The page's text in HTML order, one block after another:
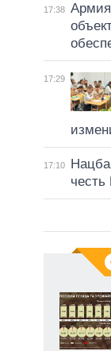
17:38
17:29
17:10